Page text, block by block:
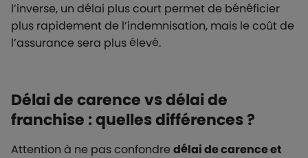
l’inverse, un délai plus court permet de bénéficier
plus rapidement de l’indemnisation, mais le coût de
l’assurance sera plus élevé.
Délai de carence vs délai de
franchise : quelles différences ?
Attention à ne pas confondredélai de carence et